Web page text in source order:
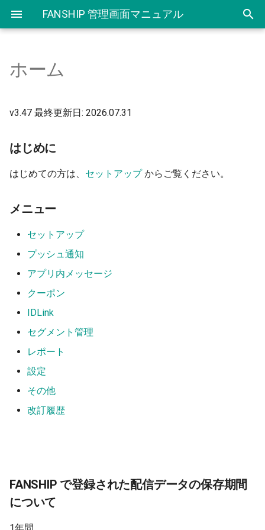
FANSHIP 管理画面マニュアル
はじめに
メニュー
データの保存期間について
セットアップ
環境情報
証明書・サーバーキーの登録
新規作成
配信一覧・配信詳細
繰り返し配信一覧・詳細画面
アプリ内メッセージについて
新規作成
クーポンご利用にあたり
クーポン登録
CSVダウンロード
IDLinkご利用にあたり
ユーザー検索機能（IDLink
紐付きダウンロード機能
（IDLink v1）
セグメント登録
セグメント一覧
クラウド連携ステータス一覧
ユーザー情報
プッシュ通知
配信アイコン管理
配信カテゴリ管理
テスト端末一覧(iOS)
イベントログ確認
SDK 及び 資料ダウンロード
サポート
パスワードの変更
改定履歴
ホーム
v3.47 最終更新日: 2026.07.31
はじめに
はじめての方は、 セットアップからご覧ください。
メニュー
セットアップ
プッシュ通知
アプリ内メッセージ
クーポン
IDLink
セグメント管理
レポート
設定
その他
改訂履歴
FANSHIP で登録された配信データの保存期間
について